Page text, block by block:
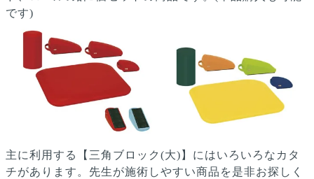
です)
主に利用する【三角ブロック(大)】にはいろいろなカタ
チがあります。先生が施術しやすい商品を是非お探しく